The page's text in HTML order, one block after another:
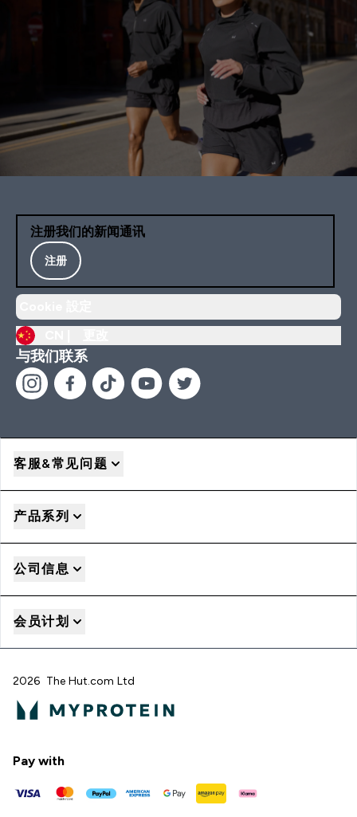
注册我们的新闻通讯
注册
与我们联系
客服&常见问题
产品系列
公司信息
会员计划
2026 The Hut.com Ltd
Pay with